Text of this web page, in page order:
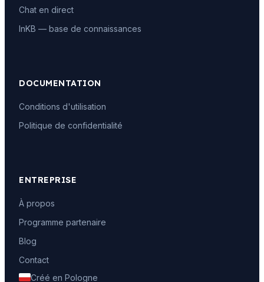
Chat en direct
InKB — base de connaissances
DOCUMENTATION
Conditions d'utilisation
Politique de confidentialité
ENTREPRISE
À propos
Programme partenaire
Blog
Contact
Créé en Pologne